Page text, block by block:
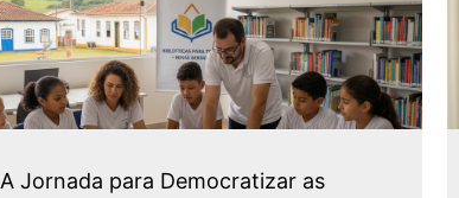
A Jornada para Democratizar as